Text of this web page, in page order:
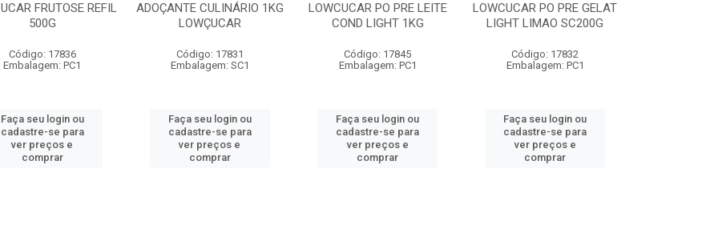
FRUTOSE REFIL
500G
Código: 17836
Embalagem: PC1
Faça seu login ou
cadastre-se para
ver preços e
comprar
ADOÇANTE CULINÁRIO 1KG
LOWÇUCAR
Código: 17831
Embalagem: SC1
Faça seu login ou
cadastre-se para
ver preços e
comprar
LOWCUCAR PO PRE LEITE
COND LIGHT 1KG
Código: 17845
Embalagem: PC1
Faça seu login ou
cadastre-se para
ver preços e
comprar
LOWCUCAR PO PRE GELAT
LIGHT LIMAO SC200G
Código: 17832
Embalagem: PC1
Faça seu login ou
cadastre-se para
ver preços e
comprar